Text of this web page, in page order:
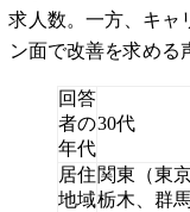
求人数。一方、キャ
ン面で改善を求める
回答
者の
年代
30代
居住
地域
関東（東
栃木、群馬